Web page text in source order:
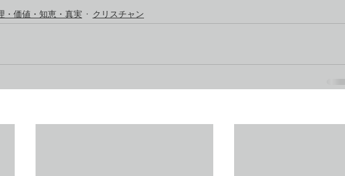
・価値・知恵・真実 クリスチャン